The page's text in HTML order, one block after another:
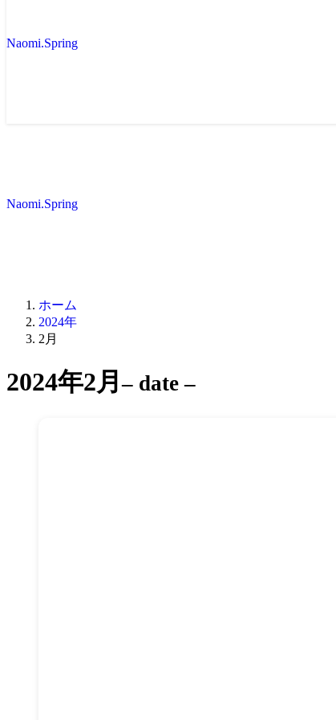
Naomi.Spring
Naomi.Spring
ホーム
2024年
2月
2024年2月– date –